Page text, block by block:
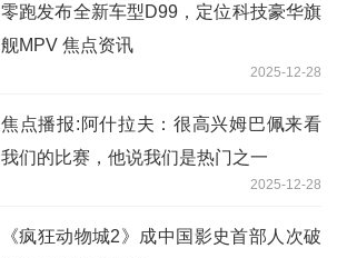
零跑发布全新车型D99，定位科技豪华旗
舰MPV 焦点资讯
2025-12-28
焦点播报:阿什拉夫：很高兴姆巴佩来看
我们的比赛，他说我们是热门之一
2025-12-28
《疯狂动物城2》成中国影史首部人次破